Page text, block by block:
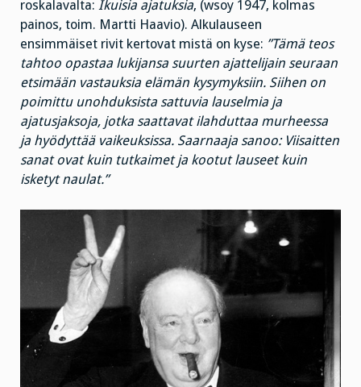
roskalavalta: Ikuisia ajatuksia, (wsoy 1947, kolmas
painos, toim. Martti Haavio). Alkulauseen
ensimmäiset rivit kertovat mistä on kyse: ”Tämä teos
tahtoo opastaa lukijansa suurten ajattelijain seuraan
etsimään vastauksia elämän kysymyksiin. Siihen on
poimittu unohduksista sattuvia lauselmia ja
ajatusjaksoja, jotka saattavat ilahduttaa murheessa
ja hyödyttää vaikeuksissa. Saarnaaja sanoo: Viisaitten
sanat ovat kuin tutkaimet ja kootut lauseet kuin
isketyt naulat.”